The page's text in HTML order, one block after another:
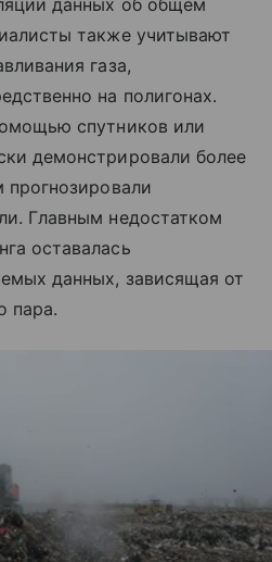
также учитывают
газа,
на полигонах.
спутников или
демонстрировали более
прогнозировали
Главным недостатком
оставалась
данных, зависящая от
пара.